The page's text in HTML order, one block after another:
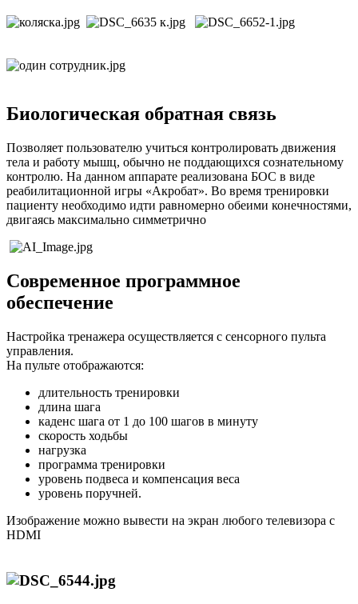
Биологическая обратная связь
Позволяет пользователю учиться контролировать движения
тела и работу мышц, обычно не поддающихся сознательному
контролю. На данном аппарате реализована БОС в виде
реабилитационной игры «Акробат». Во время тренировки
пациенту необходимо идти равномерно обеими конечностями,
двигаясь максимально симметрично
Современное программное
обеспечение
Настройка тренажера осуществляется с сенсорного пульта
управления.
На пульте отображаются:
длительность тренировки
длина шага
каденс шага от 1 до 100 шагов в минуту
скорость ходьбы
нагрузка
программа тренировки
уровень подвеса и компенсация веса
уровень поручней.
Изображение можно вывести на экран любого телевизора с
HDMI